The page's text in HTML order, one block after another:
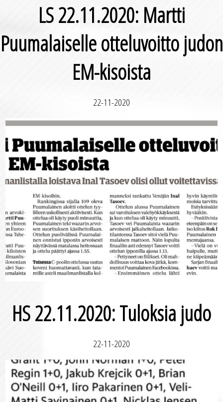
LS 22.11.2020: Martti
Puumalaiselle otteluvoitto judon
EM-kisoista
22-11-2020
HS 22.11.2020: Tuloksia judo
22-11-2020